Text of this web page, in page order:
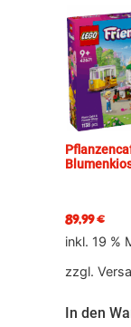
89,99€
inkl. 19 %
zzgl.
In den